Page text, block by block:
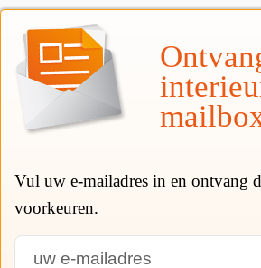
Vul uw e-mailadres in en ontvang
voorkeuren.